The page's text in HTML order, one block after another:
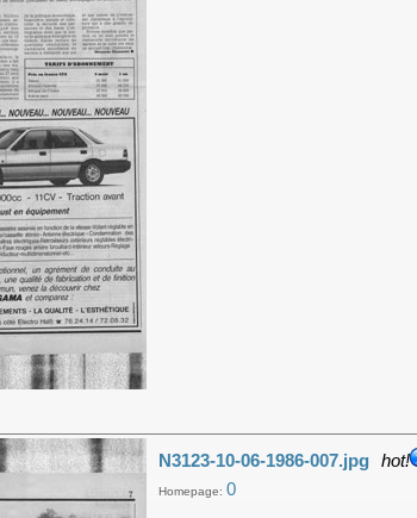
N3123-10-06-1986-007.jpg hot!
Homepage: 0